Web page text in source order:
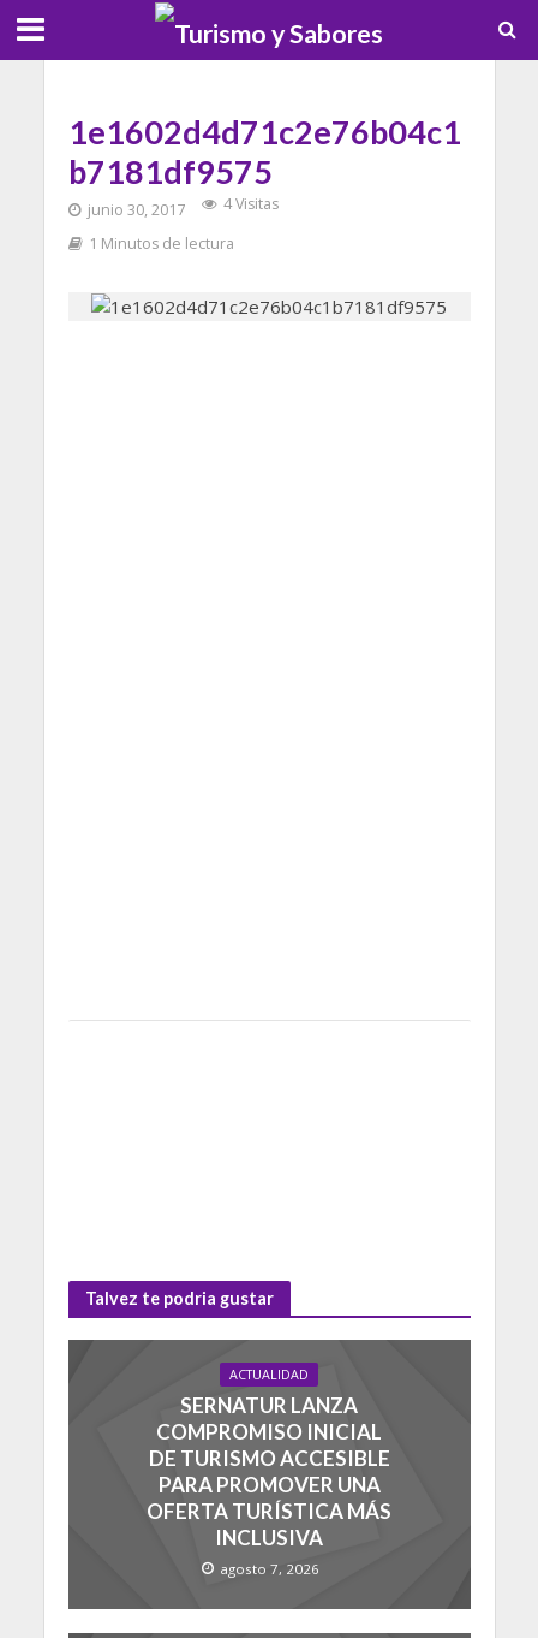
1e1602d4d71c2e76b04c1
b7181df9575
junio 30, 2017
4 Visitas
1 Minutos de lectura
Talvez te podria gustar
ACTUALIDAD
SERNATUR LANZA
COMPROMISO INICIAL
DE TURISMO ACCESIBLE
PARA PROMOVER UNA
OFERTA TURÍSTICA MÁS
INCLUSIVA
agosto 7, 2026